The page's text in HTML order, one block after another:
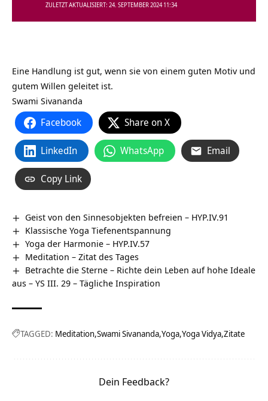
ZULETZT AKTUALISIERT: 24. SEPTEMBER 2024 11:34
Eine Handlung ist gut, wenn sie von einem guten Motiv und
gutem Willen geleitet ist.
Swami Sivananda
Facebook Share on X
LinkedIn WhatsApp Email
Copy Link
Geist von den Sinnesobjekten befreien – HYP.IV.91
Klassische Yoga Tiefenentspannung
Yoga der Harmonie – HYP.IV.57
Meditation – Zitat des Tages
Betrachte die Sterne – Richte dein Leben auf hohe Ideale
aus – YS III. 29 – Tägliche Inspiration
TAGGED: Meditation Swami Sivananda Yoga Yoga Vidya Zitate
Dein Feedback?